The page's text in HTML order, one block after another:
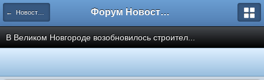
← Новости рынка недвижимости Форум Новостройки
В Великом Новгороде возобновилось строител...